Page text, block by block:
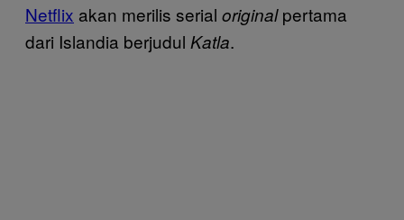
Netflix akan merilis serial originalpertama
dari Islandia berjudul Katla.